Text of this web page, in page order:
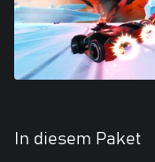
In diesem Paket